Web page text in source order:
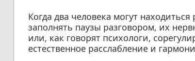
Когда два человека могут
заполнять паузы разговором, их
или, как говорят психологи,
естественное расслабление и